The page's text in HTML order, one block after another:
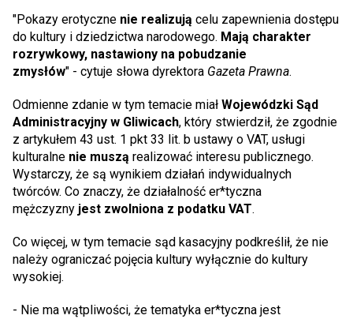
"Pokazy erotyczne nie realizują celu zapewnienia dostępu
do kultury i dziedzictwa narodowego. Mają charakter
rozrywkowy, nastawiony na pobudzanie
zmysłów" - cytuje słowa dyrektora Gazeta Prawna.
Odmienne zdanie w tym temacie miał Wojewódzki Sąd
Administracyjny w Gliwicach, który stwierdził, że zgodnie
z artykułem 43 ust. 1 pkt 33 lit. b ustawy o VAT, usługi
kulturalne nie muszą realizować interesu publicznego.
Wystarczy, że są wynikiem działań indywidualnych
twórców. Co znaczy, że działalność er*tyczna
mężczyzny jest zwolniona z podatku VAT.
Co więcej, w tym temacie sąd kasacyjny podkreślił, że nie
należy ograniczać pojęcia kultury wyłącznie do kultury
wysokiej.
- Nie ma wątpliwości, że tematyka er*tyczna jest